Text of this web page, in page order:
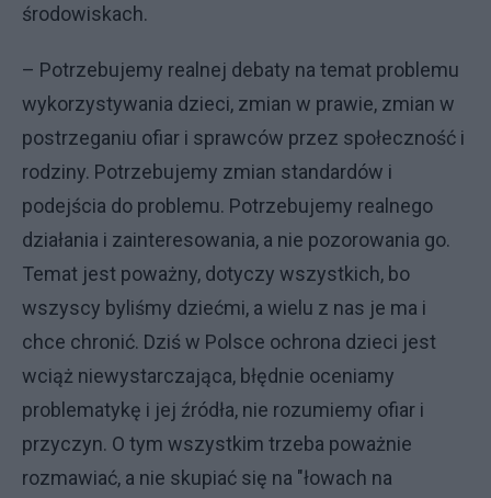
środowiskach.
– Potrzebujemy realnej debaty na temat problemu
wykorzystywania dzieci, zmian w prawie, zmian w
postrzeganiu ofiar i sprawców przez społeczność i
rodziny. Potrzebujemy zmian standardów i
podejścia do problemu. Potrzebujemy realnego
działania i zainteresowania, a nie pozorowania go.
Temat jest poważny, dotyczy wszystkich, bo
wszyscy byliśmy dziećmi, a wielu z nas je ma i
chce chronić. Dziś w Polsce ochrona dzieci jest
wciąż niewystarczająca, błędnie oceniamy
problematykę i jej źródła, nie rozumiemy ofiar i
przyczyn. O tym wszystkim trzeba poważnie
rozmawiać, a nie skupiać się na "łowach na